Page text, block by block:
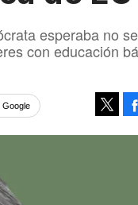
esperaba no se
con educación
Google